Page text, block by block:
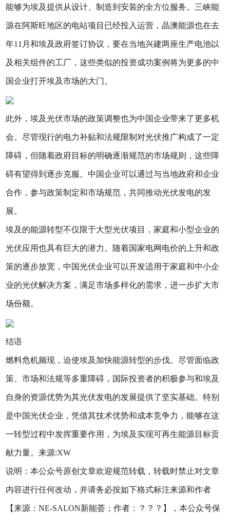
能够为埃及提供从设计、制造到安装的全方位服务。三峡能
源在阿斯旺地区的电站项目已经投入运营，晶澳能源也在去
年11月和埃及政府签订协议，要在当地兴建两座生产电池以
及相关组件的工厂，这些类似的投资成功案例将为更多的中
国企业打开埃及市场的大门。
此外，埃及光伏市场的政策调整也为中国企业带来了更多机
会。尽管现行的电力补贴和法规限制对光伏推广构成了一定
障碍，但随着政府目标的明确逐渐规范的市场规则，这些障
碍有望得到逐步克服。中国企业可以通过与当地政府和企业
合作，参与政策制定和市场规范，共同推动光伏发电的发
展。
埃及的能源转型不仅限于大型光伏项目，家庭和小型企业的
光伏应用也具有巨大的潜力。随着国家电网电价的上升和政
策的逐步放宽，中国光伏企业可以开发适用于家庭和中小企
业的光伏解决方案，满足市场多样化的需求，进一步扩大市
场份额。
结语
燃料危机频现，迫使埃及加快能源转型的步伐。尽管面临政
策、市场和法规等多重障碍，国际投资者的积极参与和埃及
自身的资源优势为其光伏发电的发展提供了坚实基础。特别
是中国光伏企业，凭借其技术优势和成本竞争力，能够在这
一转型过程中发挥重要作用，为埃及实现可再生能源目标贡
献力量。来源:XW
说明：本公众号原创文章欢迎规范转载，转载时禁止对文章
内容进行任何改动，并请务必按如下格式标注来源和作者
【来源：NE-SALON新能荟；作者：？？？】，本公众号保